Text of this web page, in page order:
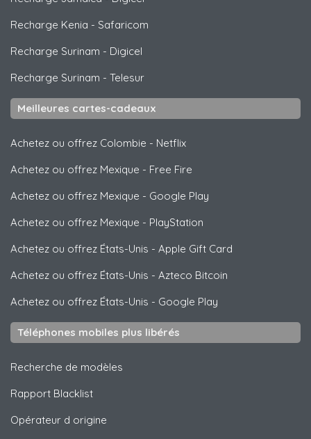
Recharge Kenia - Safaricom
Recharge Surinam - Digicel
Recharge Surinam - Telesur
Meilleures cartes-cadeaux
Achetez ou offrez Colombie - Netflix
Achetez ou offrez Mexique - Free Fire
Achetez ou offrez Mexique - Google Play
Achetez ou offrez Mexique - PlayStation
Achetez ou offrez États-Unis - Apple Gift Card
Achetez ou offrez États-Unis - Azteco Bitcoin
Achetez ou offrez États-Unis - Google Play
Téléphones mobiles plus libérés
Recherche de modèles
Rapport Blacklist
Opérateur d origine